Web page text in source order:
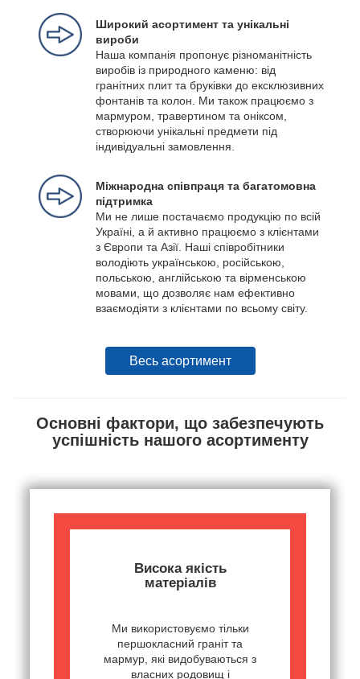
Широкий асортимент та унікальні
вироби
Наша компанія пропонує різноманітність
виробів із природного каменю: від
гранітних плит та бруківки до ексклюзивних
фонтанів та колон. Ми також працюємо з
мармуром, травертином та оніксом,
створюючи унікальні предмети під
індивідуальні замовлення.
Міжнародна співпраця та багатомовна
підтримка
Ми не лише постачаємо продукцію по всій
Україні, а й активно працюємо з клієнтами
з Європи та Азії. Наші співробітники
володіють українською, російською,
польською, англійською та вірменською
мовами, що дозволяє нам ефективно
взаємодіяти з клієнтами по всьому світу.
Весь асортимент
Основні фактори, що забезпечують
успішність нашого асортименту
Висока якість
матеріалів
Ми використовуємо тільки
першокласний граніт та
мармур, які видобуваються з
власних родовищ і